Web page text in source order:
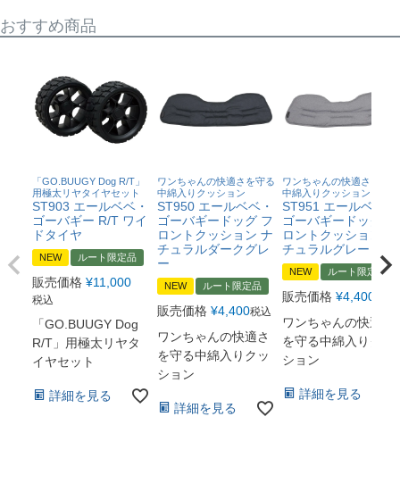
おすすめ商品
「GO.BUUGY Dog R/T」
用極太リヤタイヤセット
ST903 エールベベ・
ゴーバギー R/T ワイ
ドタイヤ
NEW ルート限定品
販売価格 ¥11,000
税込
「GO.BUUGY Dog
R/T」用極太リヤタ
イヤセット
詳細を見る
ワンちゃんの快適さを守る
中綿入りクッション
ST950 エールベベ・
ゴーバギードッグ フ
ロントクッション ナ
チュラルダークグレ
ー
NEW ルート限定品
販売価格 ¥4,400税込
ワンちゃんの快適さ
を守る中綿入りクッ
ション
詳細を見る
ワンちゃんの快適さを守る
中綿入りクッション
ST951 エールベベ・
ゴーバギードッグ フ
ロントクッション ナ
チュラルグレー
NEW ルート限定品
販売価格 ¥4,400
ワンちゃんの快適さ
を守る中綿入りクッ
ション
詳細を見る